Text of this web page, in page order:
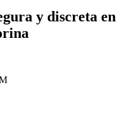
y discreta en